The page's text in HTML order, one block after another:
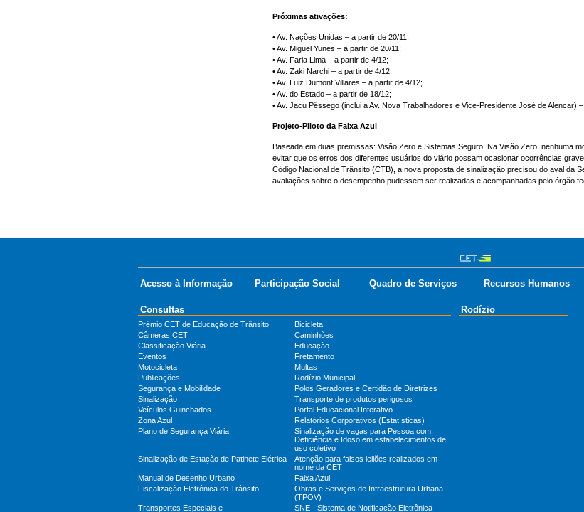
Próximas ativações:
• Av. Nações Unidas – a partir de 20/11;
• Av. Miguel Yunes – a partir de 20/11;
• Av. Faria Lima – a partir de 4/12;
• Av. Zaki Narchi – a partir de 4/12;
• Av. Luiz Dumont Villares – a partir de 4/12;
• Av. do Estado – a partir de 18/12;
• Av. Jacu Pêssego (inclui a Av. Nova Trabalhadores e Vice-Presidente José de Alencar)
Projeto-Piloto da Faixa Azul
Baseada em duas premissas: Visão Zero e Sistemas Seguro. Na Visão Zero, nenhuma
evitar que os erros dos diferentes usuários do viário possam ocasionar ocorrências
Código Nacional de Trânsito (CTB), a nova proposta de sinalização precisou do aval da
avaliações sobre o desempenho pudessem ser realizadas e acompanhadas pelo órgão
Acesso à Informação Participação Social Quadro de Serviços Recursos Humanos
Consultas
Prêmio CET de Educação de Trânsito
Bicicleta
Câmeras CET
Caminhões
Classificação Viária
Educação
Eventos
Fretamento
Motocicleta
Multas
Publicações
Rodízio Municipal
Segurança e Mobilidade
Polos Geradores e Certidão de Diretrizes
Sinalização
Transporte de produtos perigosos
Veículos Guinchados
Portal Educacional Interativo
Zona Azul
Relatórios Corporativos (Estatísticas)
Plano de Segurança Viária
Sinalização de vagas para Pessoa com
Deficiência e Idoso em estabelecimentos de
uso coletivo
Sinalização de Estação de Patinete Elétrica
Atenção para falsos leilões realizados em
nome da CET
Manual de Desenho Urbano
Faixa Azul
Fiscalização Eletrônica do Trânsito
Obras e Serviços de Infraestrutura Urbana
(TPOV)
Transportes Especiais e
SNE - Sistema de Notificação Eletrônica
Rodízio